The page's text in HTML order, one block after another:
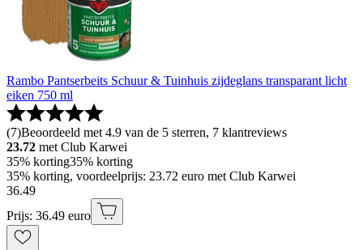
Rambo Pantserbeits Schuur & Tuinhuis zijdeglans transparant licht
eiken 750 ml
(7)Beoordeeld met 4.9 van de 5 sterren, 7 klantreviews
23.72 met Club Karwei
35% korting35% korting
35% korting, voordeelprijs: 23.72 euro met Club Karwei
36.49
Prijs: 36.49 euro